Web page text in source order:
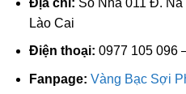
Lào Cai
Điện thoại: 0977 105 096
Fanpage: Vàng Bạc Sợi